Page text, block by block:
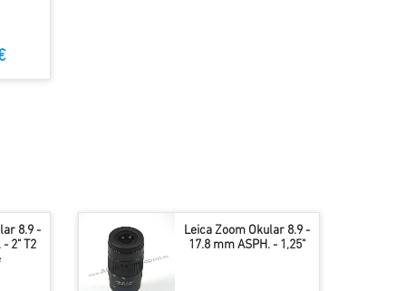
8.9 -
- 2" T2
Leica Zoom Okular 8.9 -
17.8 mm ASPH. - 1,25"